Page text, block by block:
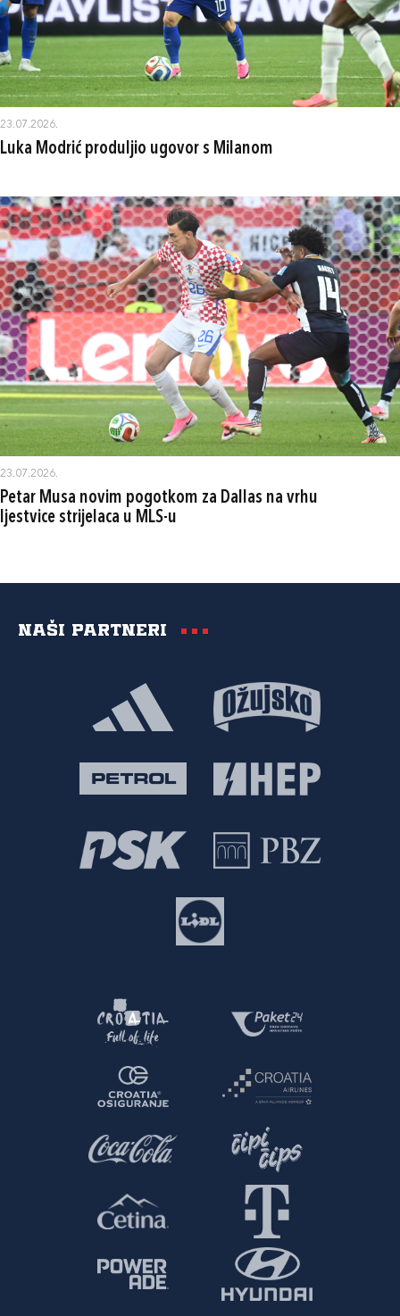
23.07.2026.
Luka Modrić produljio ugovor s Milanom
23.07.2026.
Petar Musa novim pogotkom za Dallas na vrhu
ljestvice strijelaca u MLS-u
Naši partneri